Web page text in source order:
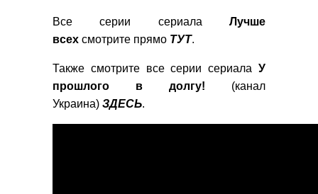
Все серии сериала Лучше
всех смотрите прямо ТУТ.
Также смотрите все серии сериала У
прошлого в долгу! (канал
Украина) ЗДЕСЬ.